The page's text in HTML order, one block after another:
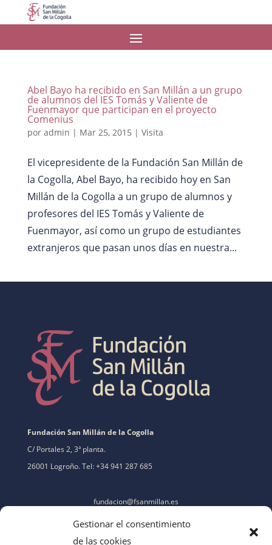
Gestionar el consentimiento
de las cookies
Abel Bayo ha recibido en San Millán a un grupo
de alumnos del IES Tomás y Valiente de
Fuenmayor que participan en el proyecto
Comenius
por admin | Mar 25, 2015 | Visita
El vicepresidente de la Fundación San Millán de
la Cogolla, Abel Bayo, ha recibido hoy en San
Millán de la Cogolla a un grupo de alumnos y
profesores del IES Tomás y Valiente de
Fuenmayor, así como un grupo de estudiantes
extranjeros que pasan unos días en nuestra...
Fundación San Millán de la Cogolla
C/ Portales 2, 3ª planta.
26001 Logroño. Tel: +34 941 287 685
fundacion@fsanmillan.es